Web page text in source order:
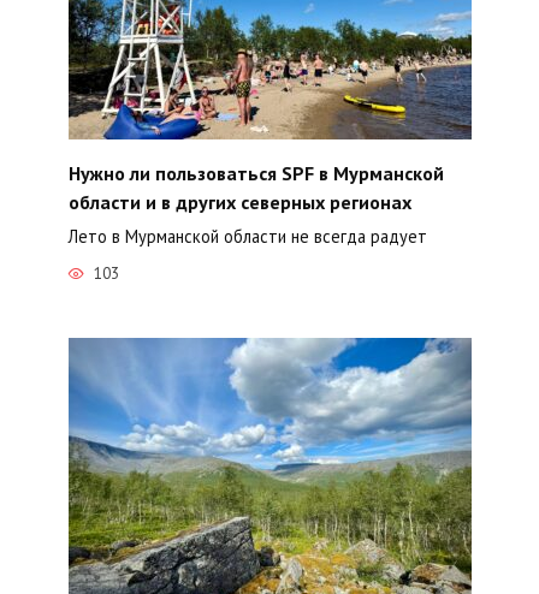
Нужно ли пользоваться SPF в Мурманской
области и в других северных регионах
Лето в Мурманской области не всегда радует
103